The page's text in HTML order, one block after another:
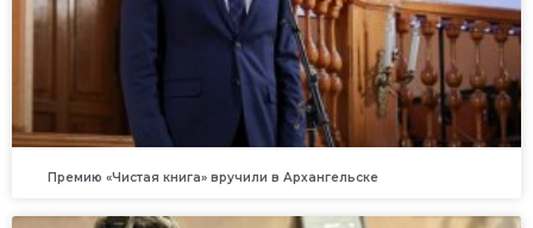
Премию «Чистая книга» вручили в Архангельске